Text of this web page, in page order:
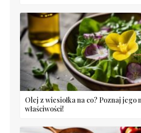
Olej z wiesiołka na co? Poznaj jego
właściwości!